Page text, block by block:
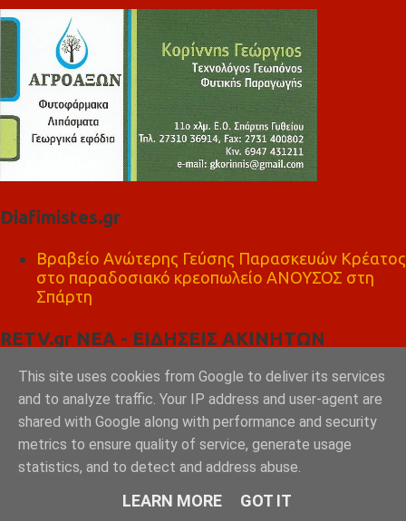
Diafimistes.gr
Βραβείο Ανώτερης Γεύσης Παρασκευών Κρέατος
στο παραδοσιακό κρεοπωλείο ΑΝΟΥΣΟΣ στη
Σπάρτη
RETV.gr ΝΕΑ - ΕΙΔΗΣΕΙΣ ΑΚΙΝΗΤΩΝ
Τέλος οι βραχυχρόνιες μισθώσεις στις
πολυκατοικίες; | ΕΙΔΗΣΕΙΣ ΑΚΙΝΗΤΩΝ
Ελαφόνησος, Ζητείται μονοκατοικία για άμεση
αγορά
Άμεση Ζήτηση αγοράς διαμέρισματος στο Γύθειο
Χαλκίδα - Ζήτηση για αγορά ημιτελούς
μονοκατοικίας
This site uses cookies from Google to deliver its services
and to analyze traffic. Your IP address and user-agent are
shared with Google along with performance and security
metrics to ensure quality of service, generate usage
statistics, and to detect and address abuse.
LEARN MORE GOT IT